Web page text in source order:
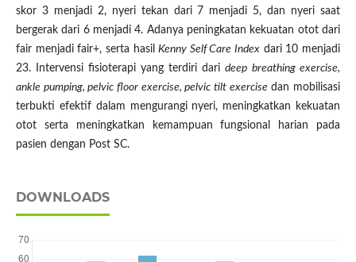
skor 3 menjadi 2, nyeri tekan dari 7 menjadi 5, dan nyeri saat
bergerak dari 6 menjadi 4. Adanya peningkatan kekuatan otot dari
fair menjadi fair+, serta hasilKenny Self Care Index dari 10 menjadi
23. Intervensi fisioterapi yang terdiri darideep breathing exercise,
ankle pumping, pelvic floor exercise, pelvic tilt exercise dan mobilisasi
terbukti efektif dalam mengurangi nyeri, meningkatkan kekuatan
otot serta meningkatkan kemampuan fungsional harian pada
pasien dengan Post SC.
DOWNLOADS